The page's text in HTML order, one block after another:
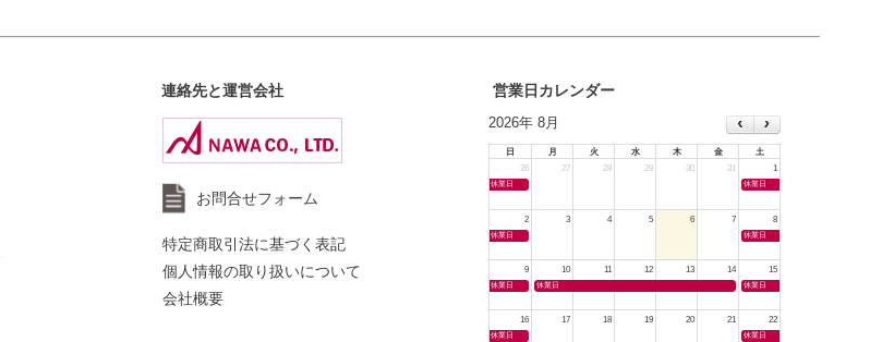
連絡先と運営会社
お問合せフォーム
特定商取引法に基づく表記
個人情報の取り扱いについて
会社概要
営業日カレンダー
2026年 8月
日 月 火 水 木 金
土
26
27 28 29 30 31 1
休業日 休業日
2 3 4 5 6 7 8
休業日 休業日
9 10 11 12 13 14 15
休業日 休業日 休業日
16 17 18 19 20 21 22
休業日 休業日